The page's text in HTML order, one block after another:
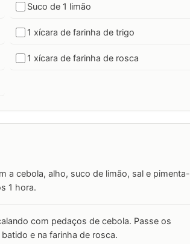
Suco de 1 limão
1 xícara de farinha de trigo
1 xícara de farinha de rosca
a cebola, alho, suco de limão, sal e pimenta-
1 hora.
com pedaços de cebola. Passe os
e na farinha de rosca.